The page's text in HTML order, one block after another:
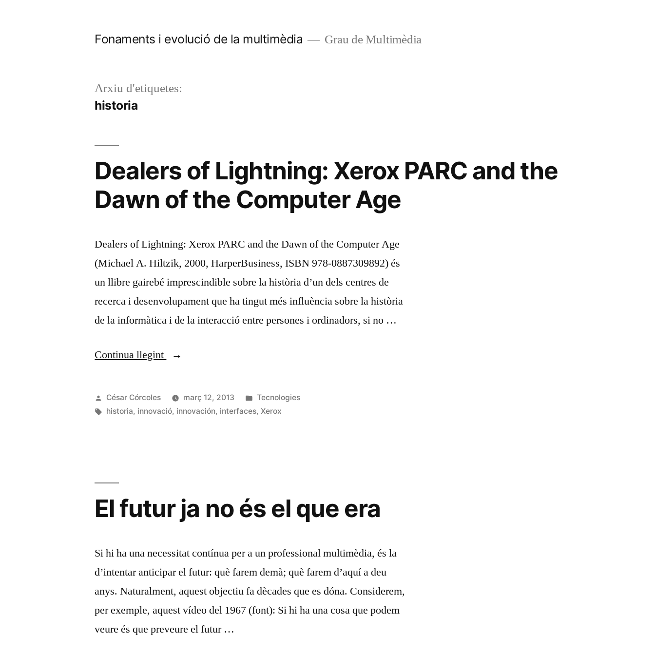
Fonaments i evolució de la multimèdia Grau de Multimèdia
Arxiu d'etiquetes:
historia
Dealers of Lightning: Xerox PARC and the
Dawn of the Computer Age
Dealers of Lightning: Xerox PARC and the Dawn of the Computer Age
(Michael A. Hiltzik, 2000, HarperBusiness, ISBN 978-0887309892) és
un llibre gairebé imprescindible sobre la història d’un dels centres de
recerca i desenvolupament que ha tingut més influència sobre la història
de la informàtica i de la interacció entre persones i ordinadors, si no …
Continua llegint
«Dealers
Lightning:
Xerox
of
Publicat
per
César Córcoles març 12, 2013
Publicat
en
Tecnologies
Etiquetes:
historia, innovació, innovación, interfaces,Xerox
El futur ja no és el que era
Si hi ha una necessitat contínua per a un professional multimèdia, és la
d’intentar anticipar el futur: què farem demà; què farem d’aquí a deu
anys. Naturalment, aquest objectiu fa dècades que es dóna. Considerem,
per exemple, aquest vídeo del 1967 (font): Si hi ha una cosa que podem
veure és que preveure el futur …